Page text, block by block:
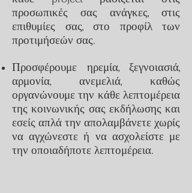
προσωπικές σας ανάγκες, στις
επιθυμίες σας, στο προφίλ των
προτιμήσεών σας.
Προσφέρουμε ηρεμία, ξεγνοιασιά,
αρμονία, ανεμελιά, καθώς
οργανώνουμε την κάθε λεπτομέρεια
της κοινωνικής σας εκδήλωσης και
εσείς απλά την απολαμβάνετε χωρίς
να αγχώνεστε ή να ασχολείστε με
την οποιαδήποτε λεπτομέρεια.